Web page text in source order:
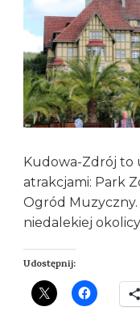
Kudowa-Zdrój to
atrakcjami: Park
Ogród
niedalekiej
Udostępnij: